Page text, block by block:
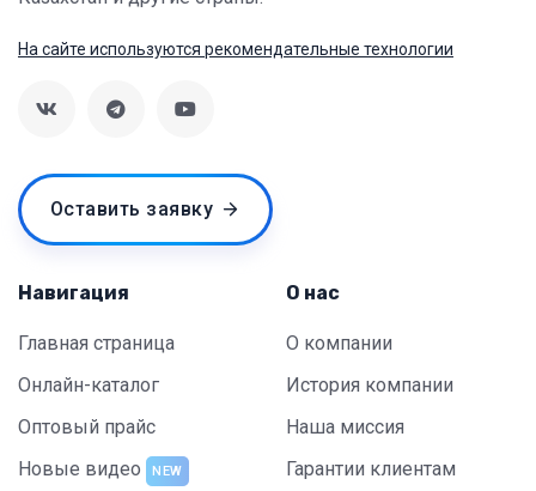
На сайте используются рекомендательные технологии
Оставить заявку
Навигация
Главная страница
Онлайн-каталог
Оптовый прайс
Новые видео
NEW
О нас
О компании
История компании
Наша миссия
Гарантии клиентам